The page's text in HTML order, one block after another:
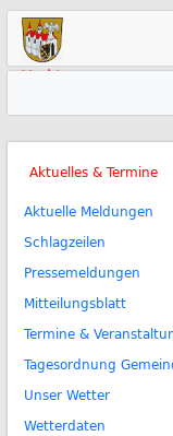
Markt
Aktuelles & Termine
Aktuelle Meldungen
Schlagzeilen
Pressemeldungen
Mitteilungsblatt
Termine &
Tagesordnung
Unser Wetter
Wetterdaten